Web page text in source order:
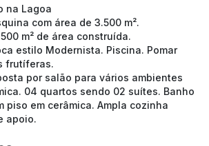
na Lagoa
com área de 3.500 m².
m² de área construída.
estilo Modernista. Piscina. Pomar
frutíferas.
por salão para vários ambientes
04 quartos sendo 02 suítes. Banho
piso em cerâmica. Ampla cozinha
apoio.